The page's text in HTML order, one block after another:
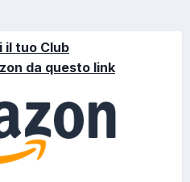
il tuo Club
da questo link